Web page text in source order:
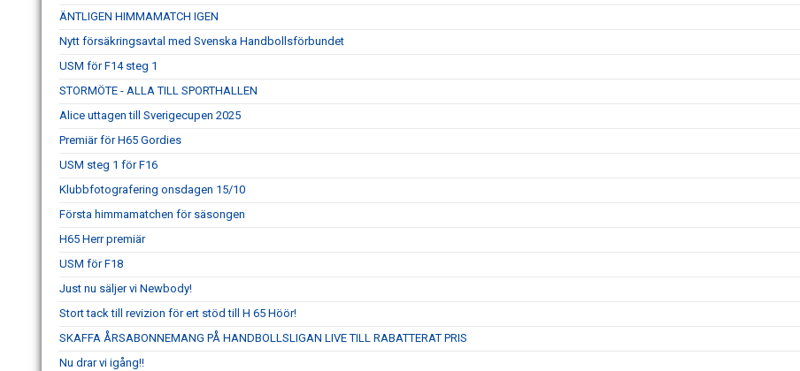
ÄNTLIGEN HIMMAMATCH IGEN
Nytt försäkringsavtal med Svenska Handbollsförbundet
USM för F14 steg 1
STORMÖTE - ALLA TILL SPORTHALLEN
Alice uttagen till Sverigecupen 2025
Premiär för H65 Gordies
USM steg 1 för F16
Klubbfotografering onsdagen 15/10
Första himmamatchen för säsongen
H65 Herr premiär
USM för F18
Just nu säljer vi Newbody!
Stort tack till revizion för ert stöd till H 65 Höör!
SKAFFA ÅRSABONNEMANG PÅ HANDBOLLSLIGAN LIVE TILL RABATTERAT PRIS
Nu drar vi igång!!